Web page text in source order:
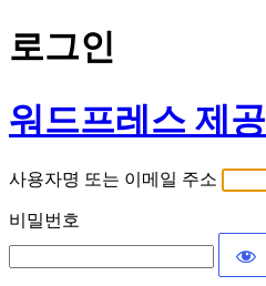
로그인
워드프레스 제공
사용자명 또는 이메일 주소
비밀번호